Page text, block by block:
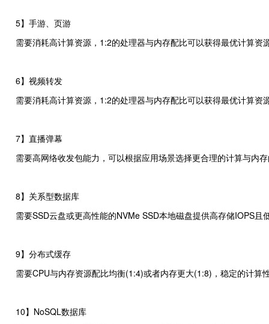
5】手游、页游
需要消耗高计算资源，1:2的处理器与内存配比可以获得最优计算资
6】视频转发
需要消耗高计算资源，1:2的处理器与内存配比可以获得最优计算资
7】直播弹幕
需要高网络收发包能力，可以根据应用场景选择更合理的计算与内
8】关系型数据库
需要SSD云盘或更高性能的NVMe SSD本地磁盘提供高存储IOPS
9】分布式缓存
需要CPU与内存资源配比均衡(1:4)或者内存更大(1:8)，稳定的计算
10】NoSQL数据库